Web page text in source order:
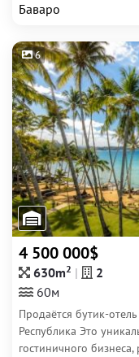
Баваро
6
4 500 000$
630m2
2
60м
Продаётся бутик-
Республика Это
гостиничного